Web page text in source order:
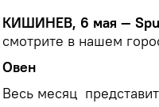
КИШИНЕВ, 6 мая —
смотрите в нашем
Овен
Весь месяц